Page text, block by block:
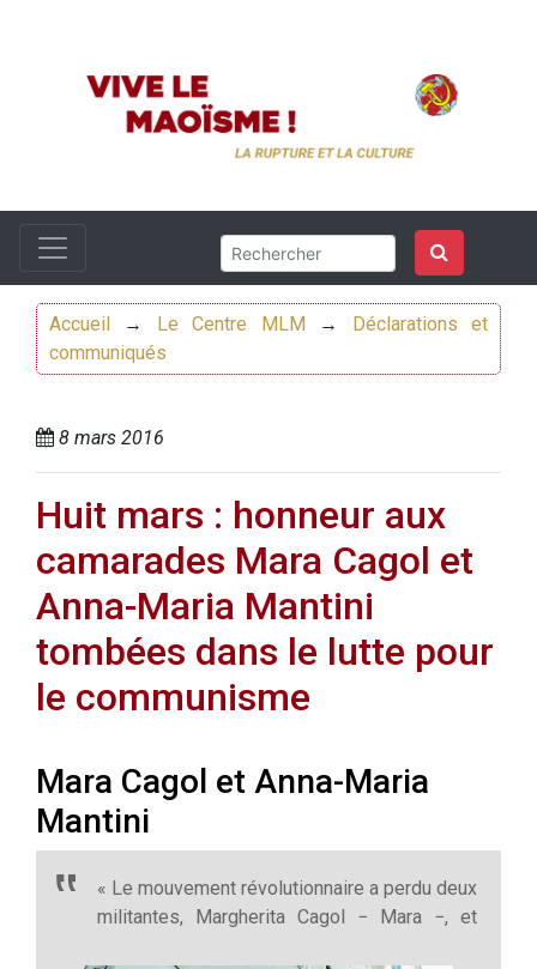
Accueil → Le Centre MLM →
Déclarations et
communiqués
8 mars 2016
Huit mars : honneur aux
camarades Mara Cagol et
Anna-Maria Mantini
tombées dans le lutte pour
le communisme
Mara Cagol et Anna-Maria
Mantini
« Le mouvement révolutionnaire a perdu deux
militantes, Margherita Cagol − Mara −, et